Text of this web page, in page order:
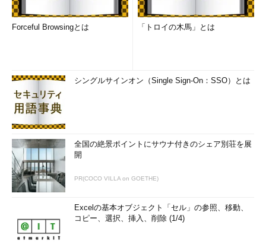
Forceful Browsingとは 「トロイの木馬」とは
シングルサインオン（Single Sign-On：SSO）とは
全国の絶景ポイントにサウナ付きのシェア別荘を展
開
PR(COCO VILLA on GOETHE)
Excelの基本オブジェクト「セル」の参照、移動、
コピー、選択、挿入、削除 (1/4)